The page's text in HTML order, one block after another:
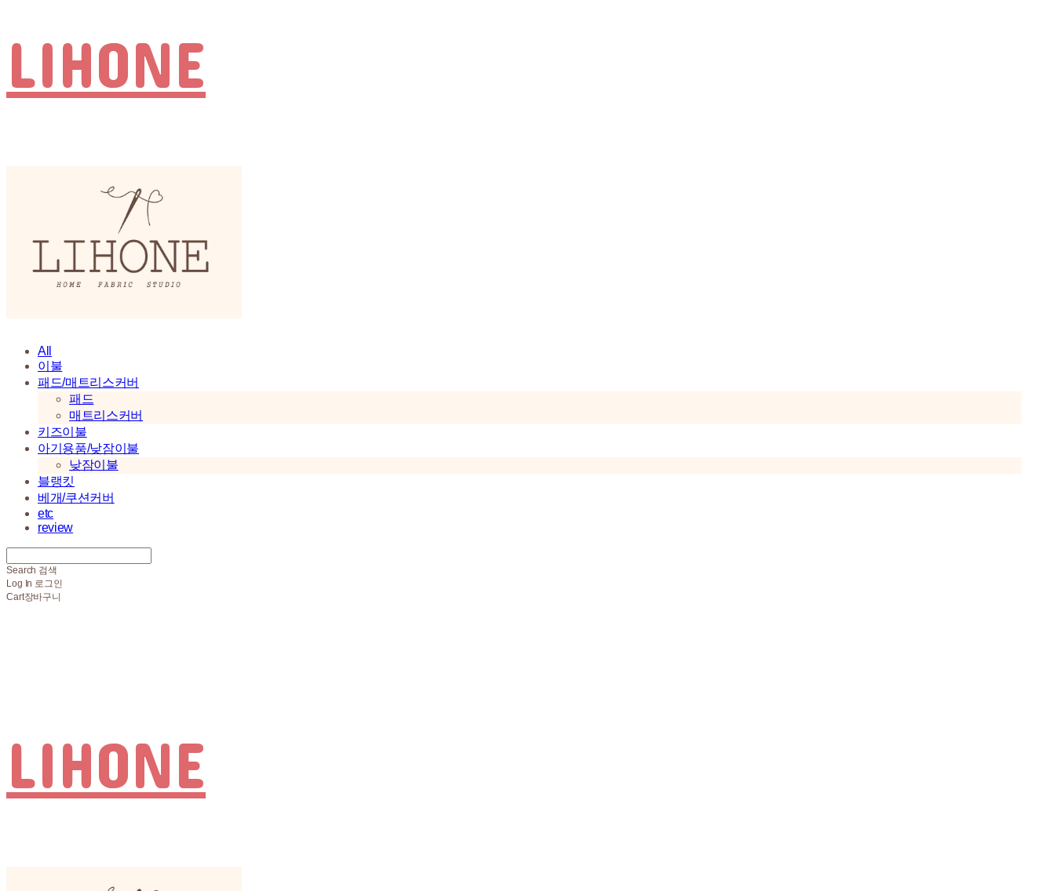
LIHONE
All
이불
패드/매트리스커버
패드
매트리스커버
키즈이불
아기용품/낮잠이불
낮잠이불
블랭킷
베개/쿠션커버
etc
review
Search 검색
Log In 로그인
Cart장바구니
LIHONE